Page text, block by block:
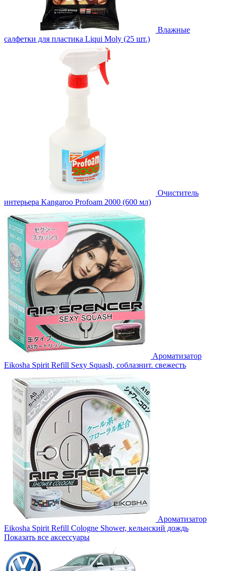
Влажные
салфетки для пластика Liqui Moly (25 шт.)
Очиститель
интерьера Kangaroo Profoam 2000 (600 мл)
Ароматизатор
Eikosha Spirit Refill Sexy Squash, соблазнит. свежесть
Ароматизатор
Eikosha Spirit Refill Cologne Shower, кельнский дождь
Показать все аксессуары